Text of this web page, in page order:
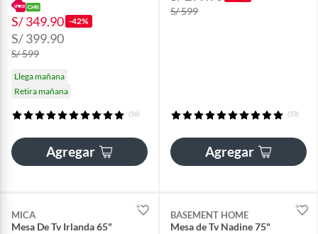
S/ 349.90 -42%
S/ 399.90
S/ 599
Llega mañana
Retira mañana
(56)
Agregar
S/ 599
(53)
Agregar
MICA
Mesa De Tv Irlanda 65"
BASEMENT HOME
Mesa de Tv Nadine 75"